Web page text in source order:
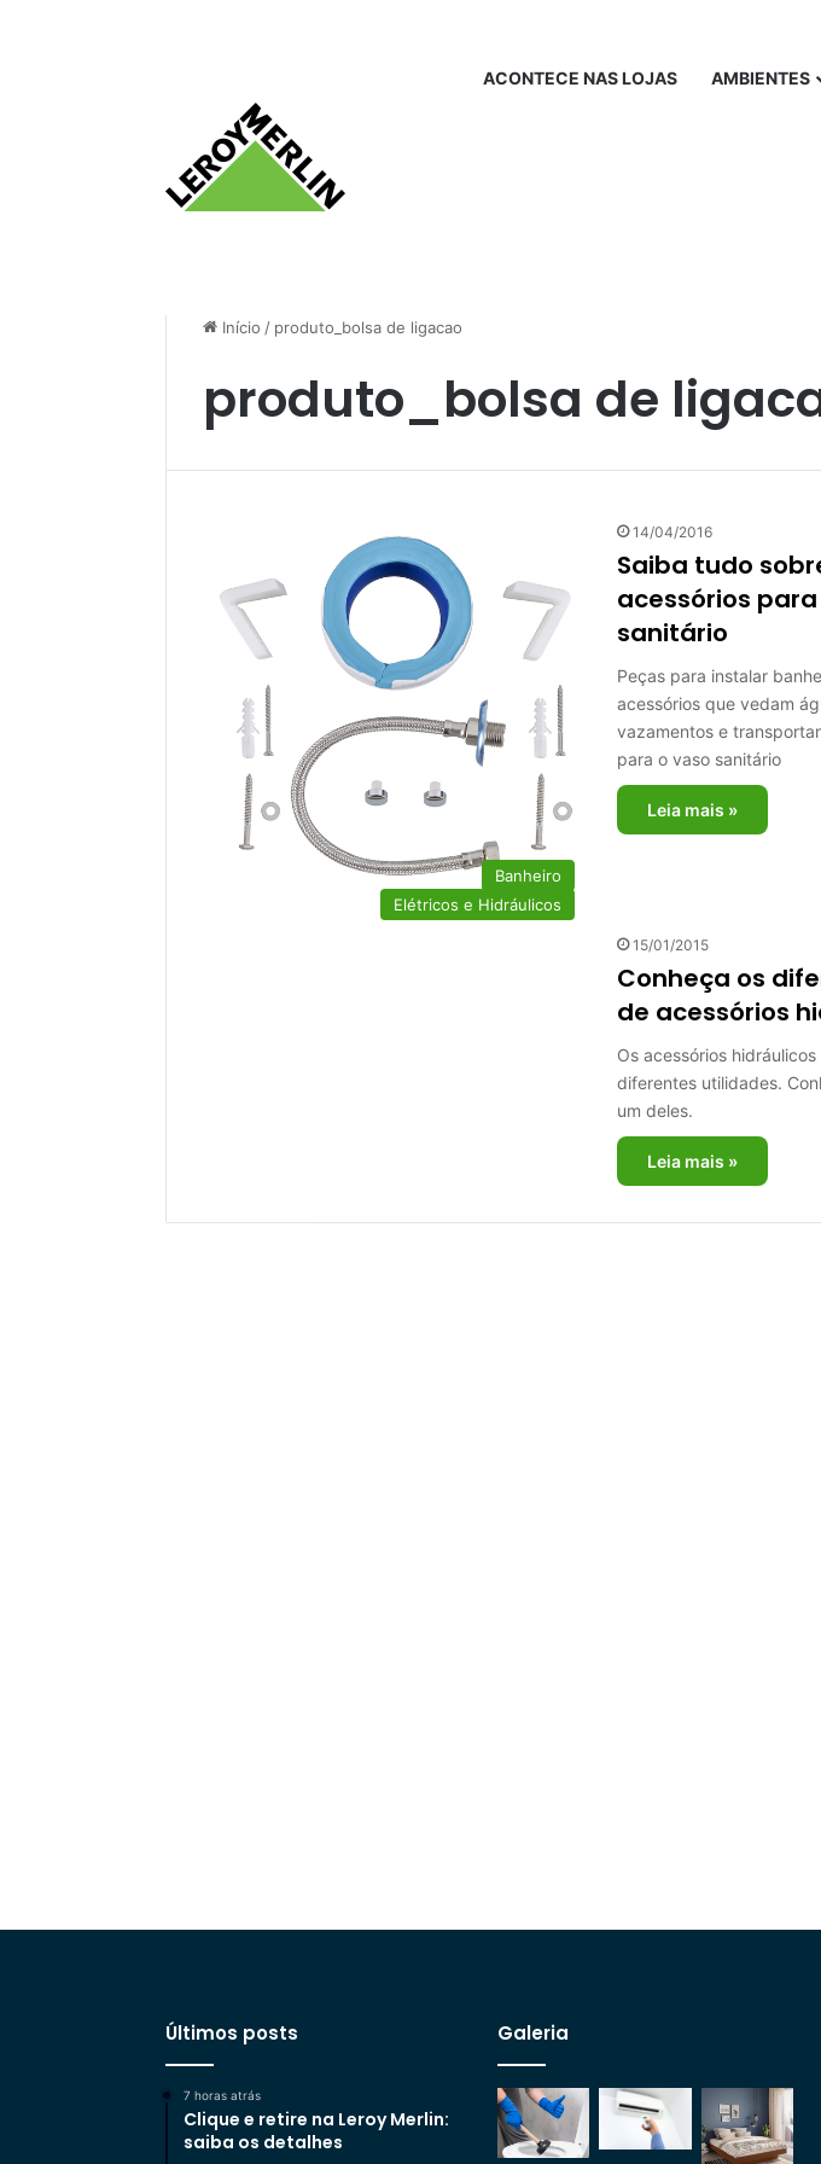
ACONTECE NAS LOJAS AMBIENTES
Início / produto_bolsa de ligacao
produto_bolsa de
Banheiro
14/04/2016
Saiba tudo
acessórios
sanitário
Peças para instalar
acessórios que vedam
vazamentos e
para o vaso sanitário
Leia mais »
Elétricos e Hidráulicos
15/01/2015
Conheça os
de acessórios
Os acessórios hidráulicos
diferentes utilidades.
um deles.
Leia mais »
Últimos posts
7 horas atrás
Clique e retire na Leroy Merlin:
saiba os detalhes
Galeria